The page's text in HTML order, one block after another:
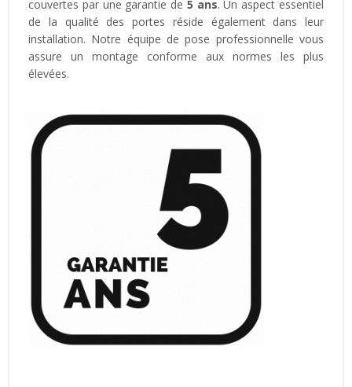
couvertes par une garantie de 5 ans. Un aspect essentiel
de la qualité des portes réside également dans leur
installation. Notre équipe de pose professionnelle vous
assure un montage conforme aux normes les plus
élevées.